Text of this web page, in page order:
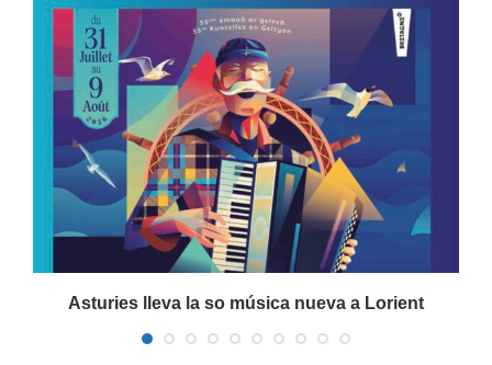
Asturies lleva la so música nueva a Lorient